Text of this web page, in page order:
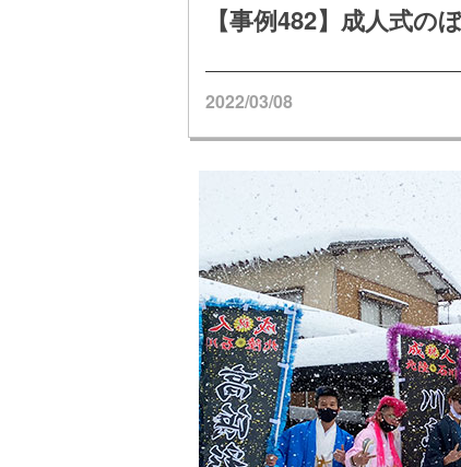
【事例482】成人式
2022/03/08